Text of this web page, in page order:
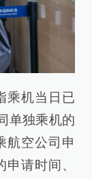
乘机当日已
单独乘机的
航空公司申
请时间、